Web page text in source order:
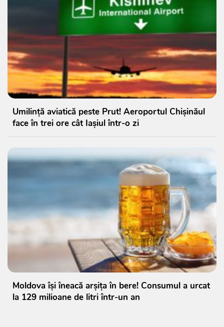
Umilință aviatică peste Prut! Aeroportul Chișinăul
face în trei ore cât Iașiul într-o zi
Moldova își îneacă arșița în bere! Consumul a urcat
la 129 milioane de litri într-un an